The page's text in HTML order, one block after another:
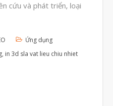
Tháng Sáu 2022
Tháng Tư 2022
cứu và phát triển, loại
Ứng dụng
, in 3d sla vat lieu chiu nhiet